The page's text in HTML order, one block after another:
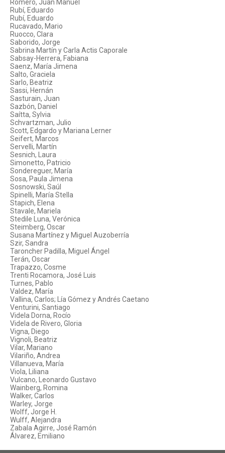
Romero, Juan Manuel
Rubí, Eduardo
Rubí, Eduardo
Rucavado, Mario
Ruocco, Clara
Saborido, Jorge
Sabrina Martín y Carla Actis Caporale
Sabsay-Herrera, Fabiana
Saenz, María Jimena
Salto, Graciela
Sarlo, Beatriz
Sassi, Hernán
Sasturain, Juan
Sazbón, Daniel
Saítta, Sylvia
Schvartzman, Julio
Scott, Edgardo y Mariana Lerner
Seifert, Marcos
Servelli, Martín
Sesnich, Laura
Simonetto, Patricio
Sondereguer, María
Sosa, Paula Jimena
Sosnowski, Saúl
Spinelli, María Stella
Stapich, Elena
Stavale, Mariela
Stedile Luna, Verónica
Steimberg, Oscar
Susana Martínez y Miguel Auzoberría
Szir, Sandra
Taroncher Padilla, Miguel Ángel
Terán, Oscar
Trapazzo, Cosme
Trenti Rocamora, José Luis
Turnes, Pablo
Valdez, María
Vallina, Carlos; Lía Gómez y Andrés Caetano
Venturini, Santiago
Videla Dorna, Rocío
Videla de Rivero, Gloria
Vigna, Diego
Vignoli, Beatriz
Vilar, Mariano
Vilariño, Andrea
Villanueva, María
Viola, Liliana
Vulcano, Leonardo Gustavo
Wainberg, Romina
Walker, Carlos
Warley, Jorge
Wolff, Jorge H.
Wulff, Alejandra
Zabala Agirre, José Ramón
Álvarez, Emiliano